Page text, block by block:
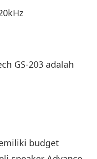
GS-203 adalah
budget